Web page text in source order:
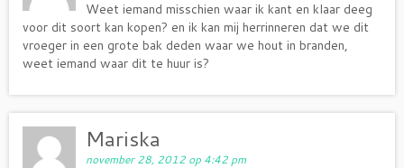
Weet iemand misschien waar ik kant en klaar deeg
voor dit soort kan kopen? en ik kan mij herrinneren dat we dit
vroeger in een grote bak deden waar we hout in branden,
weet iemand waar dit te huur is?
Mariska
november 28, 2012 op 4:42 pm